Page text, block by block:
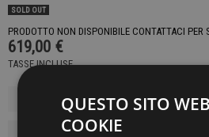
SOLD OUT
PRODOTTO NON DISPONIBILE CONTATTACI PER
619,00 €
TASSE INCLUSE
QUESTO SITO
COOKIE